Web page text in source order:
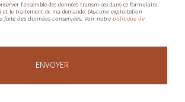
l'ensemble des données transmises dans ce formulaire
et le traitement de ma demande.(Aucune exploitation
faite des données conservées. Voir notrepolitique de